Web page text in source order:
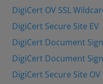
DigiCert OV SSL
DigiCert Secure Site EV
DigiCert Document
DigiCert Document
DigiCert Secure Site OV